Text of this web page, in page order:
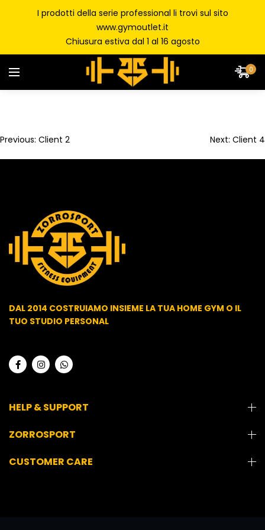
I prodotti della serie professional li trovi sul sito
www.gymoutlet.it
Chiusura estiva dal 1 al 16 agosto
0
Previous: Client 2 Next: Client 4
DAL 2014 COSTRUIAMO INSIEME LA TUA HOME GYM O IL
TUO STUDIO PERSONAL
HELP & SUPPORT
ZORROSPORT
CUSTOMER CARE